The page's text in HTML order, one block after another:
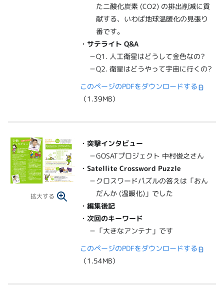
た二酸化炭素 (CO2) の排出削減に貢
献する、いわば地球温暖化の見張り
番です。
・サテライト Q&A
－Q1. 人工衛星はどうして金色なの?
－Q2. 衛星はどうやって宇宙に行くの?
このページのPDFをダウンロードする
（1.39MB）
拡大する
・突撃インタビュー
－GOSATプロジェクト 中村俊之さん
・Satellite Crossword Puzzle
－クロスワードパズルの答えは「おん
だんか (温暖化)」でした
・編集後記
・次回のキーワード
－「大きなアンテナ」です
このページのPDFをダウンロードする
（1.54MB）